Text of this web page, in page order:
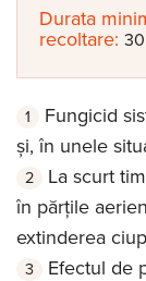
Durata
recoltare:
Fungicid
și, în unele
La scurt
în părțile
extinderea
Efectul de